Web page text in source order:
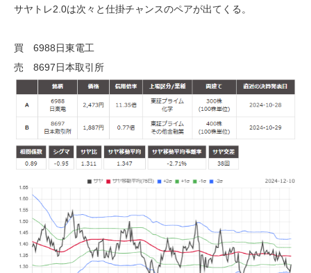
サヤトレ2.0は次々と仕掛チャンスのペアが出てくる。
買 6988日東電工
売 8697日本取引所